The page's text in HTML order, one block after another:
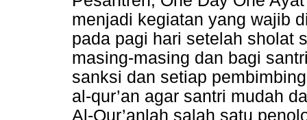
menjadi kegiatan yang wajib
pada pagi hari setelah sholat
masing-masing dan bagi
sanksi dan setiap
al-qur’an agar santri mudah
Al-Qur’anlah salah satu